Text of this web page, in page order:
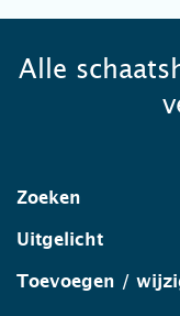
Alle
Zoeken
Uitgelicht
Toevoegen /